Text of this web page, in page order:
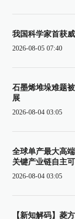
我国科学家首获
2026-08-05 07:40
石墨烯堆垛难题
展
2026-08-04 03:05
全球单产最大高
关键产业链自主
2026-08-04 03:05
【新知解码】菱